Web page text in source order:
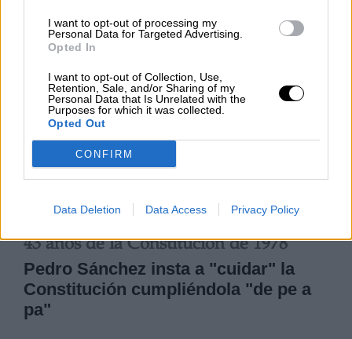
I want to opt-out of processing my
Personal Data for Targeted Advertising.
Opted In
I want to opt-out of Collection, Use,
Retention, Sale, and/or Sharing of my
Personal Data that Is Unrelated with the
Purposes for which it was collected.
Opted Out
CONFIRM
Data Deletion Data Access Privacy Policy
NOTICIAS MAS VISTAS
43 años de la Constitución de 1978
Pedro Sánchez insta a "cuidar" la
Constitución cumpliéndola "de pe a
pa"